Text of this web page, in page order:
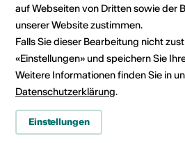
1920 Martigny
E-Mail
Webseite
Route planen
ÖV Fahrplan
auf Webseiten von Dritten sowie der
unserer Website zustimmen.
Falls Sie dieser Bearbeitung nicht
«Einstellungen» und speichern Sie
Weitere Informationen finden Sie in
Datenschutzerklärung.
Einstellungen